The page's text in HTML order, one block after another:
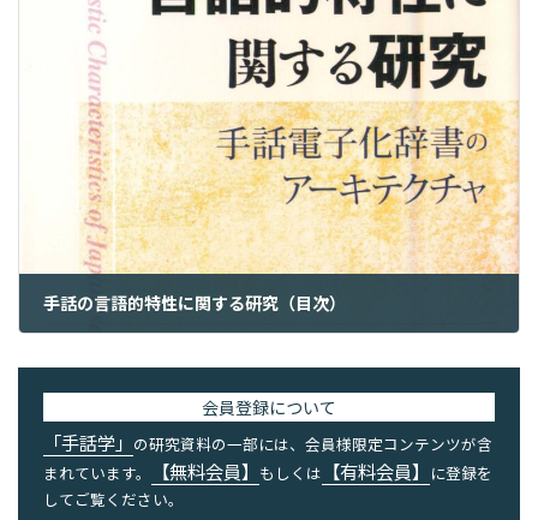
手話の言語的特性に関する研究（目次）
会員登録について
「手話学」
の研究資料の一部には、会員様限定コンテンツが含
まれています。
【無料会員】 もしくは 【有料会員】
に登録を
してご覧ください。